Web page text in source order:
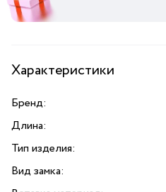
Характеристики
Бренд:
Длина:
Тип изделия:
Вид замка: